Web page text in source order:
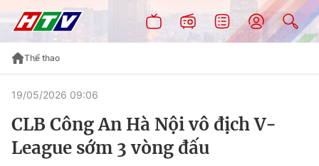
Thể thao
19/05/2026 09:06
CLB Công An Hà Nội vô địch V-
League sớm 3 vòng đấu